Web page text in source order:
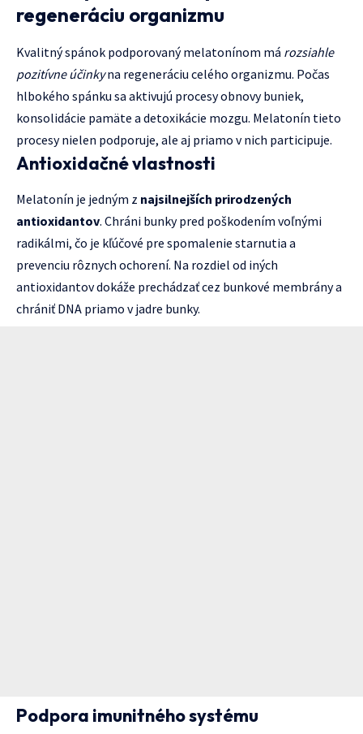
regeneráciu organizmu
Kvalitný spánok podporovaný melatonínom má rozsiahle
pozitívne účinkyna regeneráciu celého organizmu. Počas
hlbokého spánku sa aktivujú procesy obnovy buniek,
konsolidácie pamäte a detoxikácie mozgu. Melatonín tieto
procesy nielen podporuje, ale aj priamo v nich participuje.
Antioxidačné vlastnosti
Melatonín je jedným z najsilnejších prirodzených
antioxidantov. Chráni bunky pred poškodením voľnými
radikálmi, čo je kľúčové pre spomalenie starnutia a
prevenciu rôznych ochorení. Na rozdiel od iných
antioxidantov dokáže prechádzať cez bunkové membrány a
chrániť DNA priamo v jadre bunky.
Podpora imunitného systému